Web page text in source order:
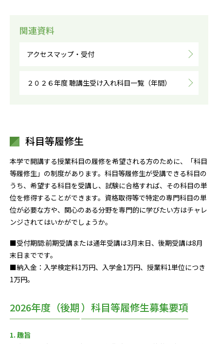
関連資料
アクセスマップ・受付
２０２６年度 聴講生受け入れ科目一覧（年間）
科目等履修生
本学で開講する授業科目の履修を希望される方のために、「科目
等履修生」の制度があります。科目等履修生が受講できる科目の
うち、希望する科目を受講し、試験に合格すれば、その科目の単
位を修得することができます。資格取得等で特定の専門科目の単
位が必要な方や、関心のある分野を専門的に学びたい方はチャレ
ンジされてはいかがでしょうか。
■受付期間:前期受講または通年受講は3月末日、後期受講は8月
末日までです。
■納入金：入学検定料1万円、入学金1万円、授業料1単位につき
1万円。
2026年度（後期）科目等履修生募集要項
1. 趣旨